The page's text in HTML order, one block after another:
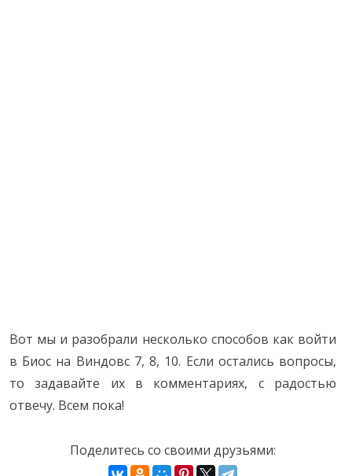
Вот мы и разобрали несколько способов как войти
в Биос на Виндовс 7, 8, 10. Если остались вопросы,
то задавайте их в комментариях, с радостью
отвечу. Всем пока!
Поделитесь со своими друзьями: